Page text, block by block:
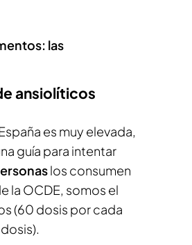
las
ansiolíticos
es muy elevada,
guía para intentar
los consumen
la OCDE, somos el
(60 dosis por cada